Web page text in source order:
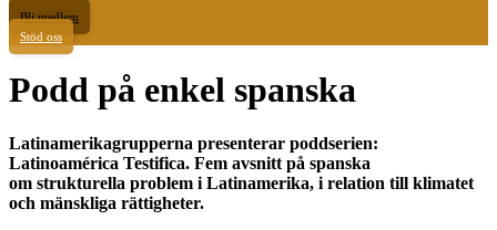
Bli medlem
Stöd oss
Podd på enkel spanska
Latinamerikagrupperna presenterar poddserien:
Latinoamérica Testifica. Fem avsnitt på spanska
om strukturella problem i Latinamerika, i relation till klimatet
och mänskliga rättigheter.